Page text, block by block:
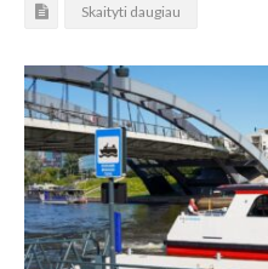
Skaityti daugiau